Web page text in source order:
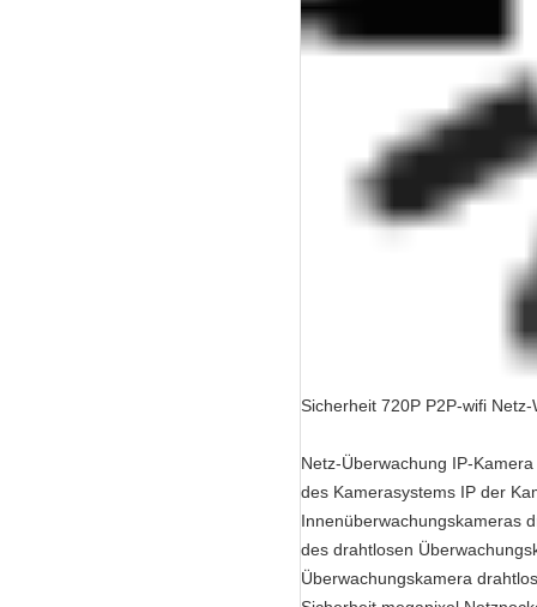
Sicherheit 720P P2P-wifi
Netz-Überwachung IP-
des Kamerasystems IP der
Innenüberwachungskameras
des drahtlosen
Überwachungskamera